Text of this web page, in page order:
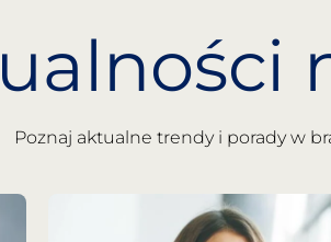
Poznaj aktualne trendy i porady w